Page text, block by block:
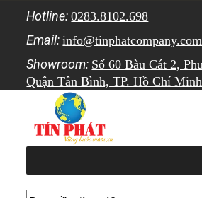
Hotline: 0283.8102.698
Email: info@tinphatcompany.com
Showroom: Số 60 Bàu Cát 2,
Quận Tân Bình, TP. Hồ Chí